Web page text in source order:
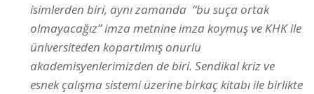
isimlerden biri, aynı zamanda “bu suça ortak
olmayacağız” imza metnine imza koymuş ve KHK ile
üniversiteden kopartılmış onurlu
akademisyenlerimizden de biri. Sendikal kriz ve
esnek çalışma sistemi üzerine birkaç kitabı ile birlikte